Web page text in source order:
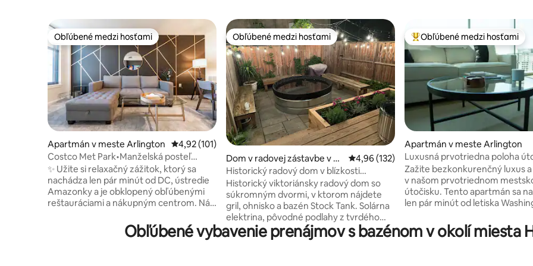
Obľúbené medzi hosťami
Obľúbené medzi hosťami
Apartmán v meste Arlington Priemerné ohodnotenie 4,92 z 5, počet hodnotení: 101
4,92 (101)
Costco Met Park•Manželská posteľ
King•Posilňovňa• 6 minút do metra/DC
✨ Užite si relaxačný zážitok, ktorý sa
nachádza len pár minút od DC, ústredie
Amazonky a je obklopený obľúbenými
reštauráciami a nákupným centrom. Náš
manželskú posteľ veľkosti King,
pracovný priestor, rýchle bezplatné Wi-Fi
Obľúbené medzi hosťami
Obľúbené medzi hosťami
Dom v radovej zástavbe v m
este Washington
Priemerné ohodnotenie 4,96 z 5, počet
4,96 (132)
Historický radový dom v blízkosti
kongresového centra s bazénom Tank
Historický viktoriánsky radový dom so
súkromným dvormi, v ktorom nájdete
gril, ohnisko a bazén Stock Tank. Solárna
elektrina, pôvodné podlahy z tvrdého
dreva a drevené prvky, zrekonštruovaná
kuchyňa a kúpeľne a plne vybavená
Najobľúbenejšie medzi hosťami
Obľúbené medzi hosťami
Apartmán v meste Arlington
Luxusná prvotriedna poloha
Zažite bezkonkurenčný luxus
v našom prvotriednom
útočisku. Tento apartmán sa
len pár minút od letiska
najlepšie z mestského života.
krátku prechádzku na miestny
Obľúbené vybavenie prenájmov s bazénom v okolí miesta